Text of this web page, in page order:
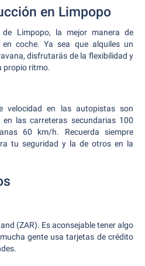
en Limpopo
Limpopo, la mejor manera de
en coche. Ya sea que alquiles un
disfrutarás de la flexibilidad y
propio ritmo.
velocidad en las autopistas son
las carreteras secundarias 100
60 km/h. Recuerda siempre
tu seguridad y la de otros en la
(ZAR). Es aconsejable tener algo
gente usa tarjetas de crédito